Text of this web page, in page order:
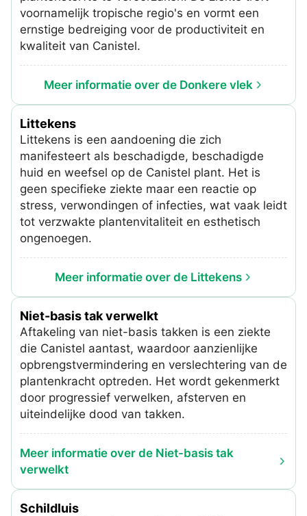
voornamelijk tropische regio's en vormt een
ernstige bedreiging voor de productiviteit en
kwaliteit van Canistel.
Meer informatie over de Donkere vlek
Littekens
Littekens is een aandoening die zich
manifesteert als beschadigde, beschadigde
huid en weefsel op de Canistel plant. Het is
geen specifieke ziekte maar een reactie op
stress, verwondingen of infecties, wat vaak leidt
tot verzwakte plantenvitaliteit en esthetisch
ongenoegen.
Meer informatie over de Littekens
Niet-basis tak verwelkt
Aftakeling van niet-basis takken is een ziekte
die Canistel aantast, waardoor aanzienlijke
opbrengstvermindering en verslechtering van de
plantenkracht optreden. Het wordt gekenmerkt
door progressief verwelken, afsterven en
uiteindelijke dood van takken.
Meer informatie over de Niet-basis tak
verwelkt
Schildluis